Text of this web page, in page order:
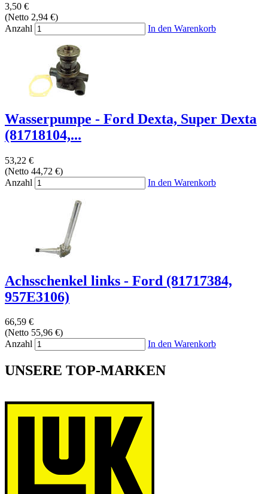
3,50 €
(Netto 2,94 €)
Anzahl
In den Warenkorb
Wasserpumpe - Ford Dexta, Super Dexta
(81718104,...
53,22 €
(Netto 44,72 €)
Anzahl
In den Warenkorb
Achsschenkel links - Ford (81717384,
957E3106)
66,59 €
(Netto 55,96 €)
Anzahl
In den Warenkorb
UNSERE TOP-MARKEN